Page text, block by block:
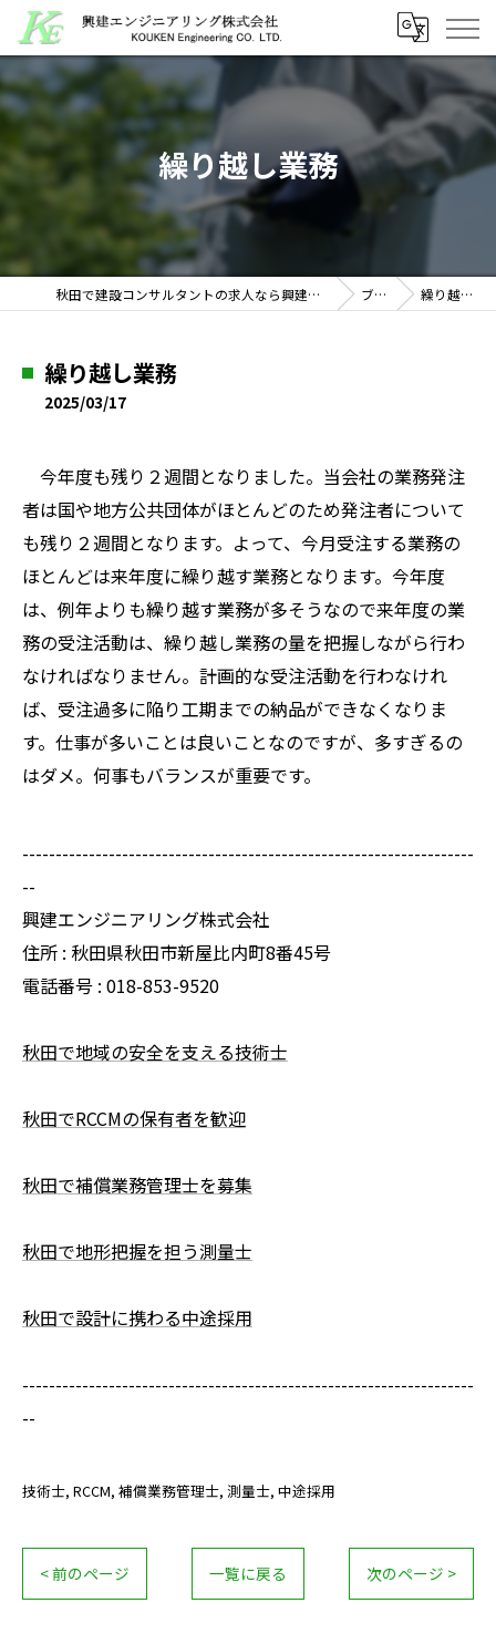
繰り越し業務
秋田で建設コンサルタントの求人なら興建エンジニアリング株式会社 ブログ 繰り越し業務
繰り越し業務
2025/03/17
今年度も残り２週間となりました。当会社の業務発注
者は国や地方公共団体がほとんどのため発注者について
も残り２週間となります。よって、今月受注する業務の
ほとんどは来年度に繰り越す業務となります。今年度
は、例年よりも繰り越す業務が多そうなので来年度の業
務の受注活動は、繰り越し業務の量を把握しながら行わ
なければなりません。計画的な受注活動を行わなけれ
ば、受注過多に陥り工期までの納品ができなくなりま
す。仕事が多いことは良いことなのですが、多すぎるの
はダメ。何事もバランスが重要です。
--------------------------------------------------------------------
--
興建エンジニアリング株式会社
住所 : 秋田県秋田市新屋比内町8番45号
電話番号 : 018-853-9520
秋田で地域の安全を支える技術士
秋田でRCCMの保有者を歓迎
秋田で補償業務管理士を募集
秋田で地形把握を担う測量士
秋田で設計に携わる中途採用
--------------------------------------------------------------------
--
技術士 RCCM 補償業務管理士 測量士 中途採用
< 前のページ 一覧に戻る 次のページ >